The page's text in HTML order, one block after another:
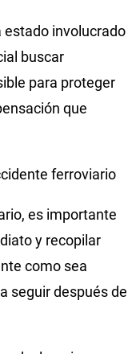
estado involucrado
buscar
para proteger
que
ferroviario
es importante
y recopilar
como sea
seguir después de